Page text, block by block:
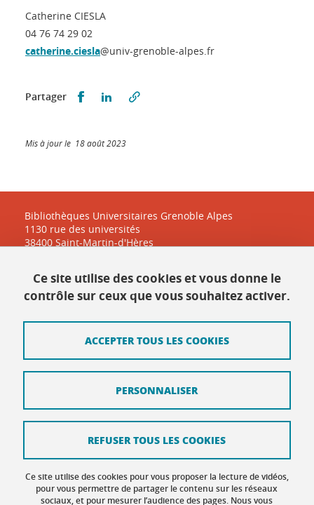
Catherine CIESLA
04 76 74 29 02
catherine.ciesla@univ-grenoble-alpes.fr
Partager Partager sur Facebook
Partager sur LinkedIn
Mis à jour le 18 août 2023
Bibliothèques Universitaires Grenoble Alpes
1130 rue des universités
38400 Saint-Martin-d'Hères
Contact
Plan du site
Mentions légales
Données personnelles
Intranet DGD BAPSO - réseau doc
Gestion des cookies
Ce site utilise des cookies et vous donne le
contrôle sur ceux que vous souhaitez activer.
Ce site utilise des cookies pour vous proposer la lecture de vidéos,
pour vous permettre de partager le contenu sur les réseaux
sociaux, et pour mesurer l’audience des pages. Nous vous
ACCEPTER TOUS LES COOKIES
REFUSER TOUS LES COOKIES
PERSONNALISER